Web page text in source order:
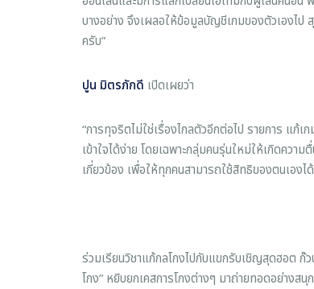
บางอย่าง จึงเผลอให้ข้อมูลบัญชีเกมของตัวเองไ
ครับ”
ปูน มิตรภักดี เปิดเผยว่า
“การทุจริตไม่ใช่เรื่องไกลตัวอีกต่อไป รายการ แก้
เข้าใจได้ง่าย โดยเฉพาะกลุ่มคนรุ่นใหม่ให้เกิดคว
เกี่ยวข้อง เพื่อให้ทุกคนสามารถใช้สิทธิของตนเอง
ร่วมเรียนวิชาแก้กลโกงไปกับแขกรับเชิญสุดฮอต
โกง” หยิบยกเคสการโกงต่างๆ มาถ่ายทอดอย่างส